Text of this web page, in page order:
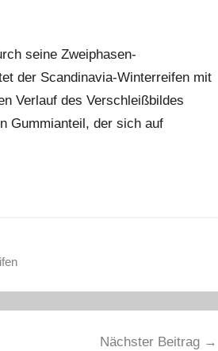
seine Zweiphasen-
der Scandinavia-Winterreifen mit
Verlauf des Verschleißbildes
Gummianteil, der sich auf
Nächster Beitrag